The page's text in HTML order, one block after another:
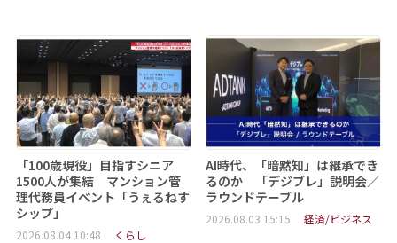
「100歳現役」目指すシニア
1500人が集結 マンション管
理代務員イベント「うぇるねす
シップ」
2026.08.04 10:48 くらし
AI時代、「暗黙知」は継承でき
るのか 「デジブレ」説明会／
ラウンドテーブル
2026.08.03 15:15 経済/ビジネス